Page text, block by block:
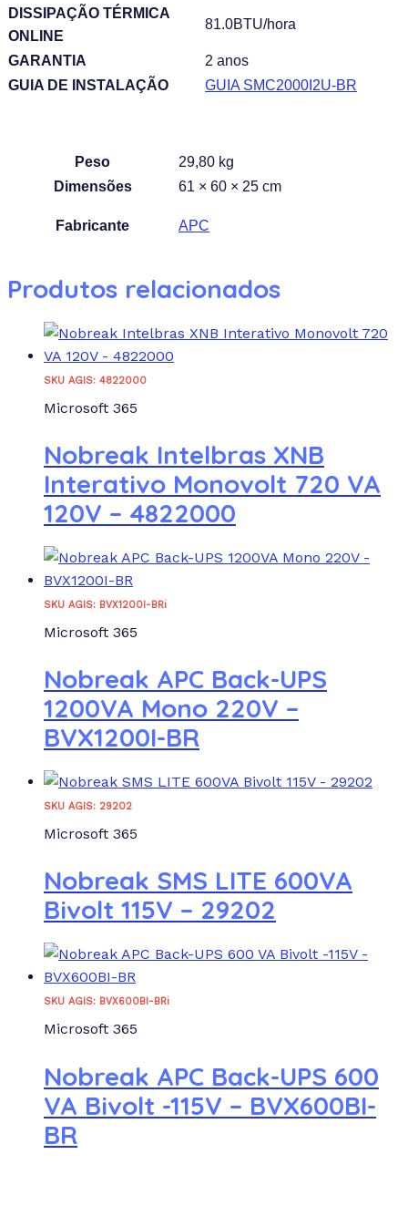
DISSIPAÇÃO TÉRMICA
ONLINE
81.0BTU/hora
GARANTIA
2 anos
GUIA DE INSTALAÇÃO
GUIA SMC2000I2U-BR
Peso
29,80 kg
Dimensões
61 × 60 × 25 cm
Fabricante APC
Produtos relacionados
SKU AGIS: 4822000
Microsoft 365
Nobreak Intelbras XNB
Interativo Monovolt 720 VA
120V – 4822000
SKU AGIS: BVX1200I-BRi
Microsoft 365
Nobreak APC Back-UPS
1200VA Mono 220V –
BVX1200I-BR
SKU AGIS: 29202
Microsoft 365
Nobreak SMS LITE 600VA
Bivolt 115V – 29202
SKU AGIS: BVX600BI-BRi
Microsoft 365
Nobreak APC Back-UPS 600
VA Bivolt -115V – BVX600BI-
BR